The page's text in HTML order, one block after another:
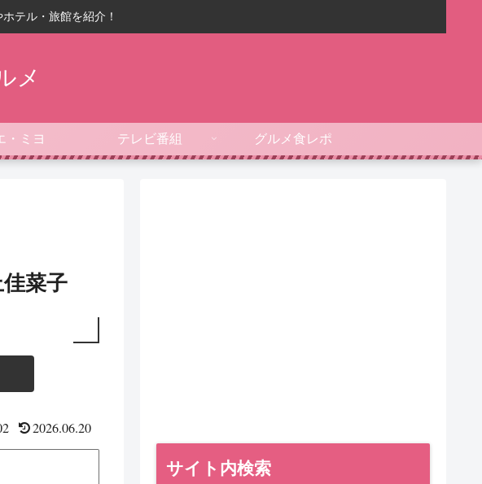
テル・旅館を紹介！
メ
・ミヨ テレビ番組 グルメ食レポ
菜子
2026.06.20
サイト内検索